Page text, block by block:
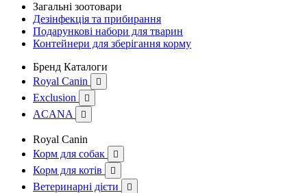
Загальні зоотовари
Дезінфекція та прибирання
Подарункові набори для тварин
Контейнери для зберігання корму
Бренд Каталоги
Royal Canin

Exclusion 
ACANA 
Royal Canin
Корм для собак

Корм для котів 
Ветеринарні дієти 